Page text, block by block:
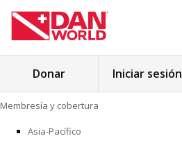
al
contenido
MEMBRESÍA Y COBERTURA
Donar Iniciar sesión
Membresía y cobertura
Asia-Pacífico